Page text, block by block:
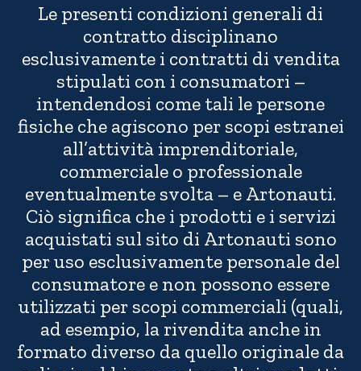
Le presenti condizioni generali di
contratto disciplinano
esclusivamente i contratti di vendita
stipulati con i consumatori –
intendendosi come tali le persone
fisiche che agiscono per scopi estranei
all’attività imprenditoriale,
commerciale o professionale
eventualmente svolta – e Artonauti.
Ciò significa che i prodotti e i servizi
acquistati sul sito di Artonauti sono
per uso esclusivamente personale del
consumatore e non possono essere
utilizzati per scopi commerciali (quali,
ad esempio, la rivendita anche in
formato diverso da quello originale da